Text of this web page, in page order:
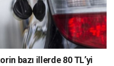
bazı illerde 80 TL’yi